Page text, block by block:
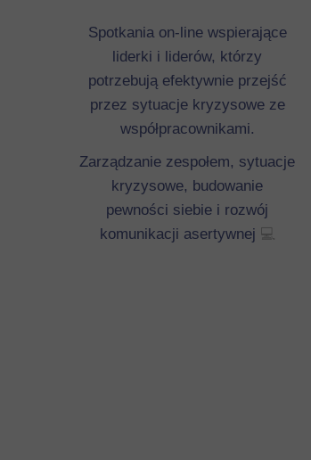
Spotkania on-line wspierające
liderki i liderów, którzy
potrzebują efektywnie przejść
przez sytuacje kryzysowe ze
współpracownikami.
Zarządzanie zespołem, sytuacje
kryzysowe, budowanie
pewności siebie i rozwój
komunikacji asertywnej 💻